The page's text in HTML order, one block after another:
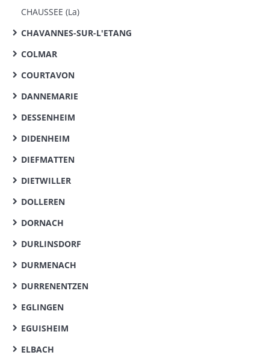
CHAUSSEE (La)
CHAVANNES-SUR-L'ETANG
COLMAR
COURTAVON
DANNEMARIE
DESSENHEIM
DIDENHEIM
DIEFMATTEN
DIETWILLER
DOLLEREN
DORNACH
DURLINSDORF
DURMENACH
DURRENENTZEN
EGLINGEN
EGUISHEIM
ELBACH